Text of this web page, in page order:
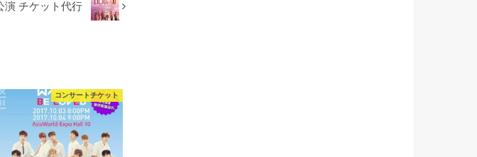
演 チケット代行
コンサートチケット